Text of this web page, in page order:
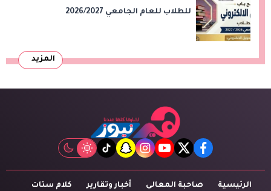
للطلاب للعام الجامعي 2026/2027
المزيد
facebook
twitter
youtube
instagram
snapchat
tiktok
الرئيسية صاحبة المعالى أخبار وتقارير كلام ستات